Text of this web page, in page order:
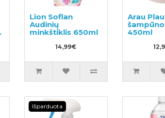
Lion Soflan
Audinių
minkštiklis 650ml
14,99€
Arau
450ml
Išparduota